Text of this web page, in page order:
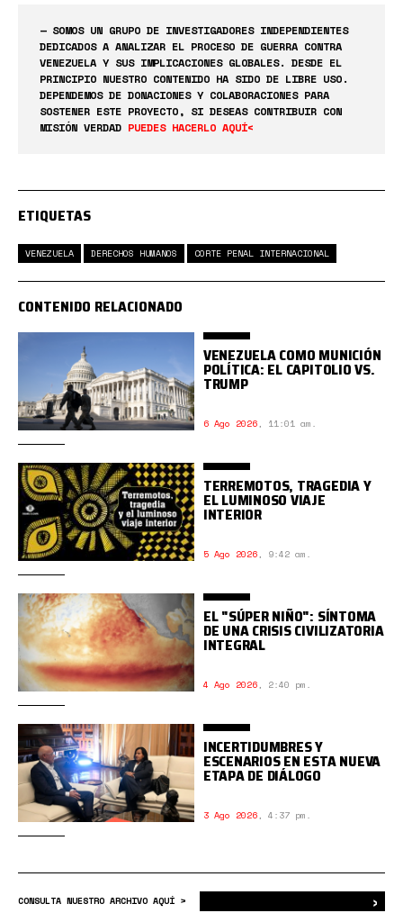
— SOMOS UN GRUPO DE INVESTIGADORES INDEPENDIENTES
DEDICADOS A ANALIZAR EL PROCESO DE GUERRA CONTRA
VENEZUELA Y SUS IMPLICACIONES GLOBALES. DESDE EL
PRINCIPIO NUESTRO CONTENIDO HA SIDO DE LIBRE USO.
DEPENDEMOS DE DONACIONES Y COLABORACIONES PARA
SOSTENER ESTE PROYECTO, SI DESEAS CONTRIBUIR CON
MISIÓN VERDAD PUEDES HACERLO AQUÍ<
ETIQUETAS
VENEZUELA DERECHOS HUMANOS CORTE PENAL INTERNACIONAL
CONTENIDO RELACIONADO
VENEZUELA COMO MUNICIÓN
POLÍTICA: EL CAPITOLIO VS.
TRUMP
6 Ago 2026, 11:01 am.
TERREMOTOS, TRAGEDIA Y
EL LUMINOSO VIAJE
INTERIOR
5 Ago 2026, 9:42 am.
EL "SÚPER NIÑO": SÍNTOMA
DE UNA CRISIS CIVILIZATORIA
INTEGRAL
4 Ago 2026, 2:40 pm.
INCERTIDUMBRES Y
ESCENARIOS EN ESTA NUEVA
ETAPA DE DIÁLOGO
3 Ago 2026, 4:37 pm.
CONSULTA NUESTRO ARCHIVO AQUÍ > ›